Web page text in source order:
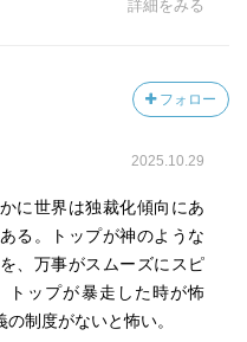
詳細をみる
フォロー
2025.10.29
に世界は独裁化傾向にあ
る。トップが神のような
、万事がスムーズにスピ
トップが暴走した時が怖
制度がないと怖い。